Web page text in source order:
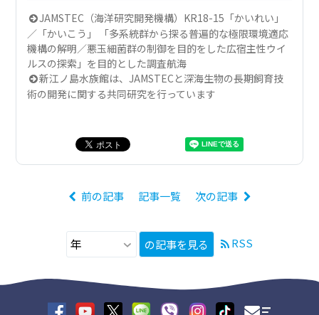
JAMSTEC（海洋研究開発機構）KR18-15「かいれい」
／「かいこう」 「多系統群から探る普遍的な極限環境適応
機構の解明／悪玉細菌群の制御を目的をした広宿主性ウイ
ルスの探索」を目的とした調査航海
新江ノ島水族館は、JAMSTECと深海生物の長期飼育技
術の開発に関する共同研究を行っています
前の記事 記事一覧 次の記事
の記事を見る RSS